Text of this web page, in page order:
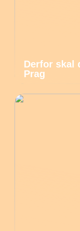
Derfor skal
Prag